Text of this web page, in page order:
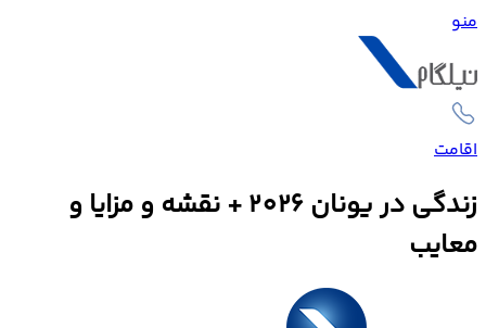
منو
اقامت
زندگی در یونان 2026 + نقشه و مزایا و
معایب